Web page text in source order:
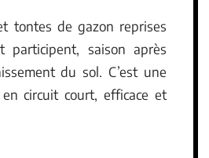
tontes de gazon reprises
participent, saison après
du sol. C’est une
circuit court, efficace et